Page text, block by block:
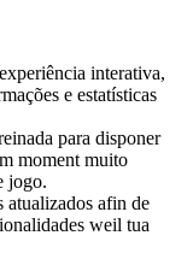
interativa,
e estatísticas
para disponer
moment muito
jogo.
atualizados afin de
weil tua